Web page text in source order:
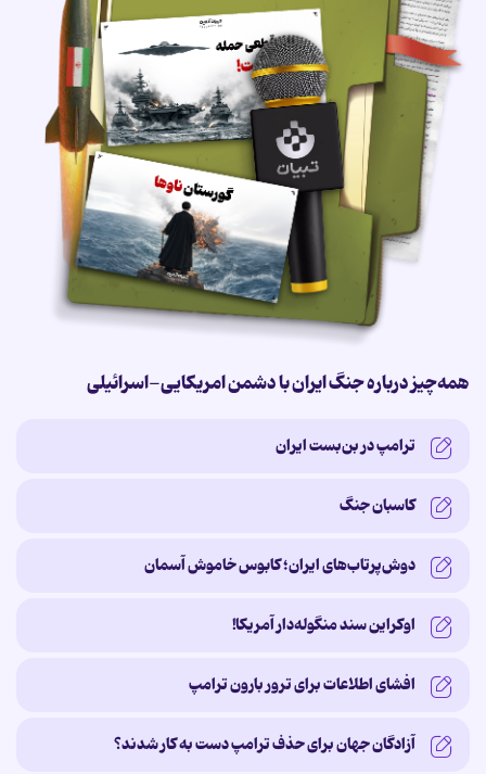
همه‌چیز درباره جنگ ایران با دشمن امریکایی-اسرائیلی
ترامپ در بن‌بست ایران
کاسبان جنگ
دوش‌پرتاب‌های ایران؛ کابوس خاموش آسمان
اوکراین سند منگوله‌دار آمریکا!
افشای اطلاعات برای ترور بارون ترامپ
آزادگان جهان برای حذف ترامپ دست به کار شدند؟